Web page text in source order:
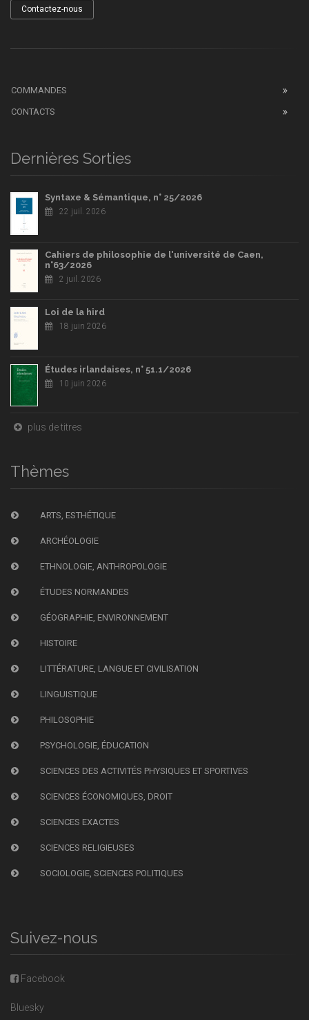
Contactez-nous
COMMANDES
CONTACTS
Dernières Sorties
Syntaxe & Sémantique, n° 25/2026
22 juil. 2026
Cahiers de philosophie de l'université de Caen,
n°63/2026
2 juil. 2026
Loi de la hird
18 juin 2026
Études irlandaises, n° 51.1/2026
10 juin 2026
plus de titres
Thèmes
ARTS, ESTHÉTIQUE
ARCHÉOLOGIE
ETHNOLOGIE, ANTHROPOLOGIE
ÉTUDES NORMANDES
GÉOGRAPHIE, ENVIRONNEMENT
HISTOIRE
LITTÉRATURE, LANGUE ET CIVILISATION
LINGUISTIQUE
PHILOSOPHIE
PSYCHOLOGIE, ÉDUCATION
SCIENCES DES ACTIVITÉS PHYSIQUES ET SPORTIVES
SCIENCES ÉCONOMIQUES, DROIT
SCIENCES EXACTES
SCIENCES RELIGIEUSES
SOCIOLOGIE, SCIENCES POLITIQUES
Suivez-nous
Facebook
Bluesky